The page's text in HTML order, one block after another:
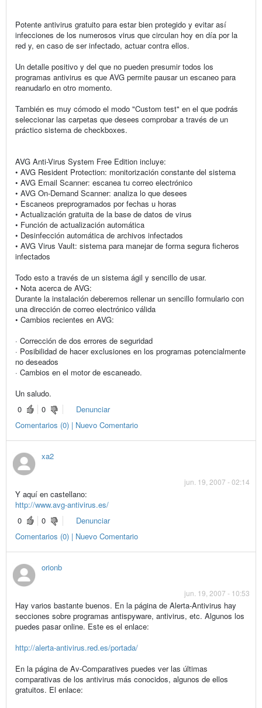
Potente antivirus gratuito para estar bien protegido y evitar así
infecciones de los numerosos virus que circulan hoy en día por la
red y, en caso de ser infectado, actuar contra ellos.
Un detalle positivo y del que no pueden presumir todos los
programas antivirus es que AVG permite pausar un escaneo para
reanudarlo en otro momento.
También es muy cómodo el modo "Custom test" en el que podrás
seleccionar las carpetas que desees comprobar a través de un
práctico sistema de checkboxes.
AVG Anti-Virus System Free Edition incluye:
• AVG Resident Protection: monitorización constante del sistema
• AVG Email Scanner: escanea tu correo electrónico
• AVG On-Demand Scanner: analiza lo que desees
• Escaneos preprogramados por fechas u horas
• Actualización gratuita de la base de datos de virus
• Función de actualización automática
• Desinfección automática de archivos infectados
• AVG Virus Vault: sistema para manejar de forma segura ficheros
infectados
Todo esto a través de un sistema ágil y sencillo de usar.
• Nota acerca de AVG:
Durante la instalación deberemos rellenar un sencillo formulario con
una dirección de correo electrónico válida
• Cambios recientes en AVG:
· Corrección de dos errores de seguridad
· Posibilidad de hacer exclusiones en los programas potencialmente
no deseados
· Cambios en el motor de escaneado.
Un saludo.
0
0
Denunciar
Comentarios (0) | Nuevo Comentario
xa2
jun. 19, 2007 - 02:14
Y aquí en castellano:
http://www.avg-antivirus.es/
0
0
Denunciar
Comentarios (0) | Nuevo Comentario
orionb
jun. 19, 2007 - 10:53
Hay varios bastante buenos. En la página de Alerta-Antivirus hay
secciones sobre programas antispyware, antivirus, etc. Algunos los
puedes pasar online. Este es el enlace:
http://alerta-antivirus.red.es/portada/
En la página de Av-Comparatives puedes ver las últimas
comparativas de los antivirus más conocidos, algunos de ellos
gratuitos. El enlace: